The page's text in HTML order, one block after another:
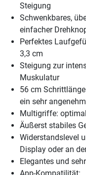
Steigung
Schwenkbares,
einfacher
Perfektes
3,3 cm
Steigung zur
Muskulatur
56 cm
ein sehr
Multigriffe:
Äußerst stabiles
Widerstandslevel
Display oder an
Elegantes und